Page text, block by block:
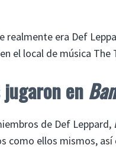
realmente era Def
el local de música
jugaron en
de Def Leppard,
como ellos mismos, así